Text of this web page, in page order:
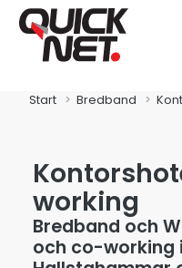
Start Bredband
working
Bredband och
och co-working